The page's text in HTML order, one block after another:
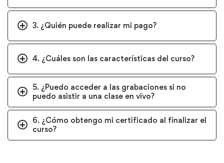
3. ¿Quién puede realizar mi pago?
4. ¿Cuáles son las características del curso?
5. ¿Puedo acceder a las grabaciones si no
puedo asistir a una clase en vivo?
6. ¿Cómo obtengo mi certificado al finalizar el
curso?